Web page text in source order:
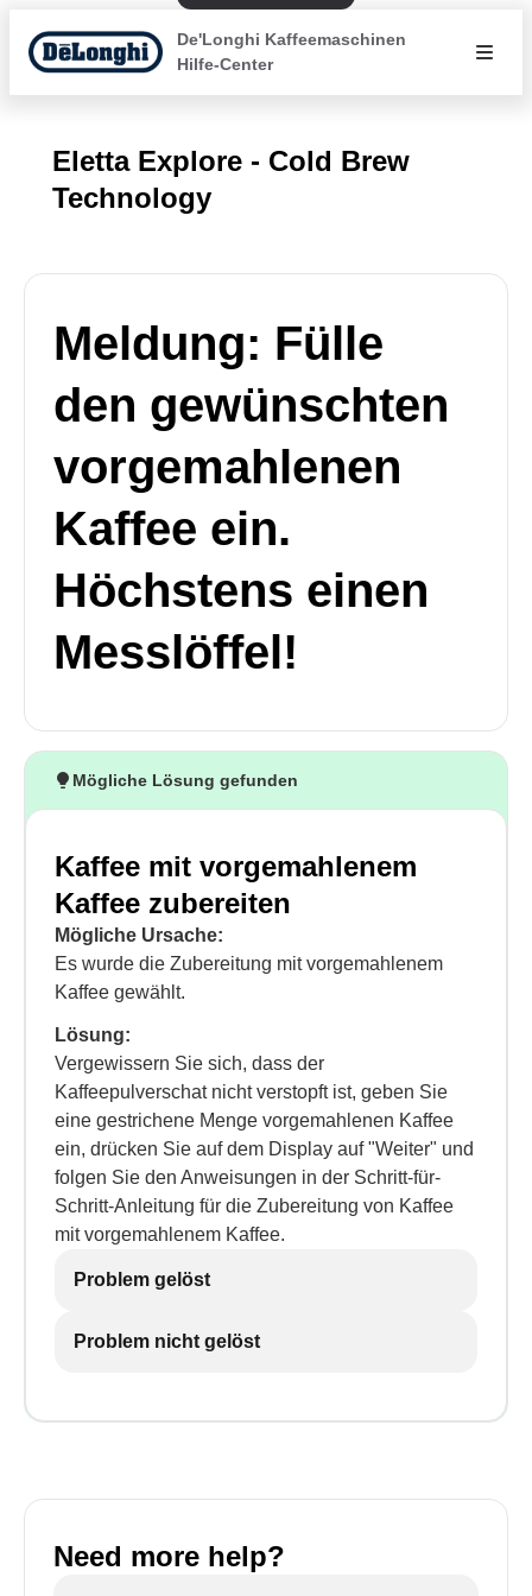
De'Longhi Kaffeemaschinen
Hilfe-Center
Eletta Explore - Cold Brew
Technology
Meldung: Fülle
den gewünschten
vorgemahlenen
Kaffee ein.
Höchstens einen
Messlöffel!
Mögliche Lösung gefunden
Kaffee mit vorgemahlenem
Kaffee zubereiten
Mögliche Ursache:
Es wurde die Zubereitung mit vorgemahlenem
Kaffee gewählt.
Lösung:
Vergewissern Sie sich, dass der
Kaffeepulverschat nicht verstopft ist, geben Sie
eine gestrichene Menge vorgemahlenen Kaffee
ein, drücken Sie auf dem Display auf "Weiter" und
folgen Sie den Anweisungen in der Schritt-für-
Schritt-Anleitung für die Zubereitung von Kaffee
mit vorgemahlenem Kaffee.
Problem gelöst
Problem nicht gelöst
Need more help?